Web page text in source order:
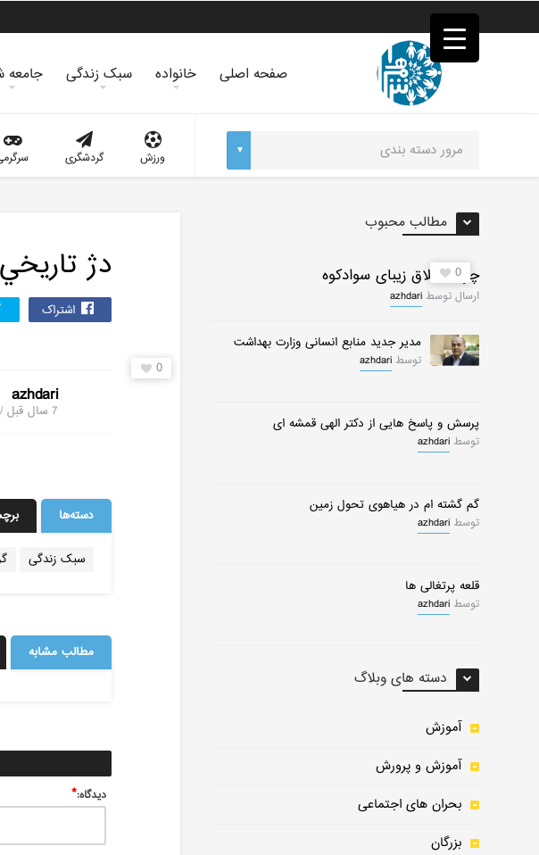
خون
صفحه اصلی خانواده سبک زندگی جامعه
ورزش گردشگری
دژ
اشتراک
0
azhdari
7 سال قبل / 1306
دسته‌ها
سبک زندگی
مطالب مشابه
ديدگاه:*
مطالب محبوب
0
چرات ییلاق زیبای سوادکوه
ارسال توسط azhdari
مدیر جدید منابع انسانی وزارت بهداشت
توسط azhdari
پرسش و پاسخ هایی از دکتر الهی قمشه ای
توسط azhdari
گم گشته ام در هیاهوی تحول زمین
توسط azhdari
قلعه پرتغالی ها
توسط azhdari
دسته های وبلاگ
آموزش
آموزش و پرورش
بحران های اجتماعی
بزرگان